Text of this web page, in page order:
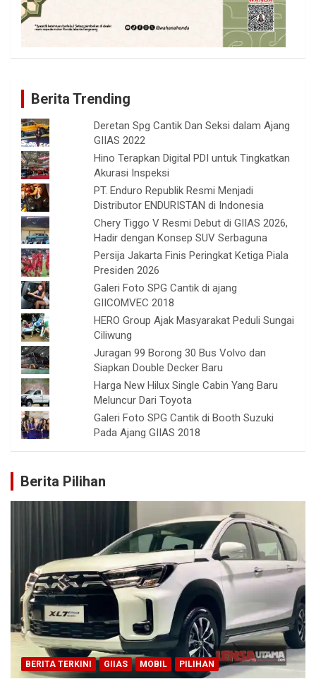
Berita Trending
Deretan Spg Cantik Dan Seksi dalam Ajang
GIIAS 2022
Hino Terapkan Digital PDI untuk Tingkatkan
Akurasi Inspeksi
PT. Enduro Republik Resmi Menjadi
Distributor ENDURISTAN di Indonesia
Chery Tiggo V Resmi Debut di GIIAS 2026,
Hadir dengan Konsep SUV Serbaguna
Persija Jakarta Finis Peringkat Ketiga Piala
Presiden 2026
Galeri Foto SPG Cantik di ajang
GIICOMVEC 2018
HERO Group Ajak Masyarakat Peduli Sungai
Ciliwung
Juragan 99 Borong 30 Bus Volvo dan
Siapkan Double Decker Baru
Harga New Hilux Single Cabin Yang Baru
Meluncur Dari Toyota
Galeri Foto SPG Cantik di Booth Suzuki
Pada Ajang GIIAS 2018
Berita Pilihan
BERITA TERKINI GIIAS MOBIL PILIHAN